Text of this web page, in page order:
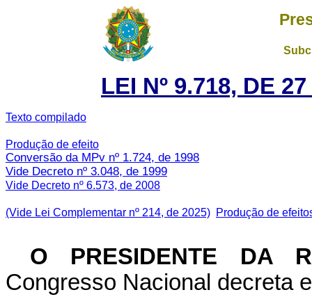
LEI Nº 9.718, DE
Texto compilado
Produção de efeito
Conversão da MPv nº 1.724, de 1998
Vide Decreto nº 3.048, de 1999
Vide Decreto nº 6.573, de 2008
(Vide Lei Complementar nº 214, de 2025) Produção de
O PRESIDENTE DA
Congresso Nacional decreta